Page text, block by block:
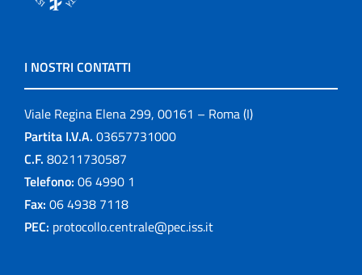
I NOSTRI CONTATTI
Viale Regina Elena 299, 00161 – Roma (I)
Partita I.V.A. 03657731000
C.F. 80211730587
Telefono: 06 4990 1
Fax: 06 4938 7118
PEC: protocollo.centrale@pec.iss.it